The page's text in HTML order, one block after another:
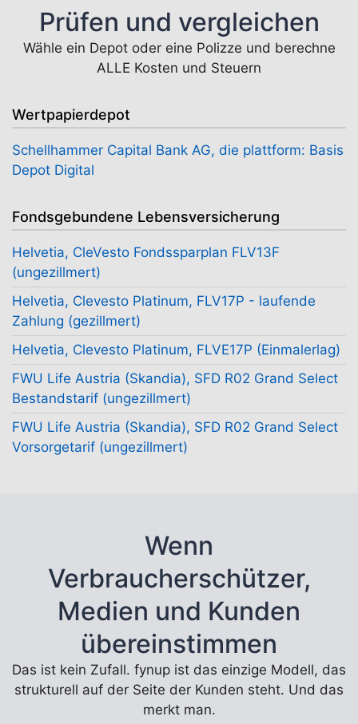
Prüfen und vergleichen
Wähle ein Depot oder eine Polizze und berechne
ALLE Kosten und Steuern
Wertpapierdepot
Schellhammer Capital Bank AG, die plattform: Basis
Depot Digital
Fondsgebundene Lebensversicherung
Helvetia, CleVesto Fondssparplan FLV13F
(ungezillmert)
Helvetia, Clevesto Platinum, FLV17P - laufende
Zahlung (gezillmert)
Helvetia, Clevesto Platinum, FLVE17P (Einmalerlag)
FWU Life Austria (Skandia), SFD R02 Grand Select
Bestandstarif (ungezillmert)
FWU Life Austria (Skandia), SFD R02 Grand Select
Vorsorgetarif (ungezillmert)
Wenn
Verbraucherschützer,
Medien und Kunden
übereinstimmen
Das ist kein Zufall. fynup ist das einzige Modell, das
strukturell auf der Seite der Kunden steht. Und das
merkt man.